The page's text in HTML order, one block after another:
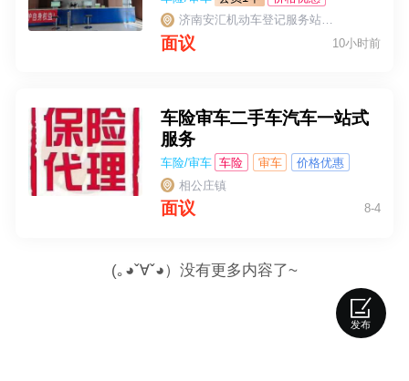
济南安汇机动车登记服务站 （章丘区清照小学对面安汇汽车交易市场内）
面议 10小时前
车险审车二手车汽车一站式
服务
车险/审车 车险 审车
价格优惠
相公庄镇
面议 8-4
(｡◕ˇ∀ˇ◕）没有更多内容了~
发布